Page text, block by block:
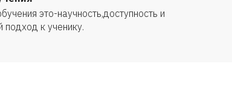
это-научность,доступность и
подход к ученику.